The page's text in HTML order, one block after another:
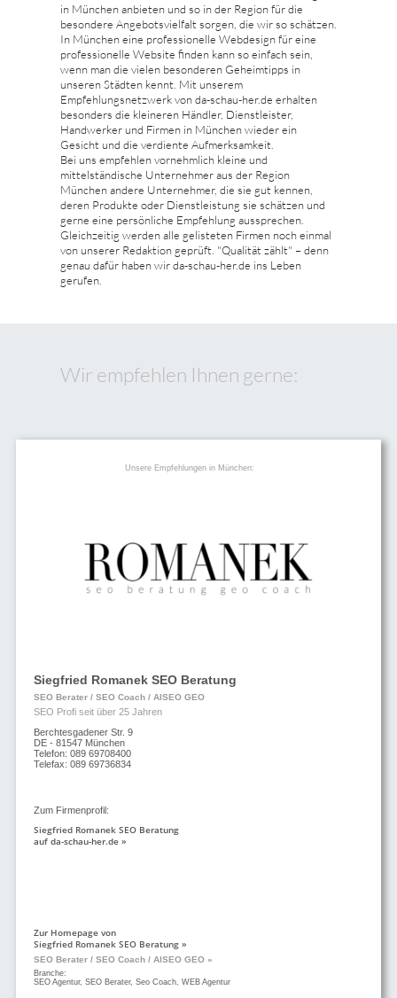
in München anbieten und so in der Region für die
besondere Angebotsvielfalt sorgen, die wir so schätzen.
In München eine professionelle Webdesign für eine
professionelle Website finden kann so einfach sein,
wenn man die vielen besonderen Geheimtipps in
unseren Städten kennt. Mit unserem
Empfehlungsnetzwerk von da-schau-her.de erhalten
besonders die kleineren Händler, Dienstleister,
Handwerker und Firmen in München wieder ein
Gesicht und die verdiente Aufmerksamkeit.
Bei uns empfehlen vornehmlich kleine und
mittelständische Unternehmer aus der Region
München andere Unternehmer, die sie gut kennen,
deren Produkte oder Dienstleistung sie schätzen und
gerne eine persönliche Empfehlung aussprechen.
Gleichzeitig werden alle gelisteten Firmen noch einmal
von unserer Redaktion geprüft. "Qualität zählt" – denn
genau dafür haben wir da-schau-her.de ins Leben
gerufen.
Wir empfehlen Ihnen gerne:
Unsere Empfehlungen in München:
Siegfried Romanek SEO Beratung
SEO Berater / SEO Coach / AISEO GEO
SEO Profi seit über 25 Jahren
Berchtesgadener Str. 9
DE - 81547 München
Telefon: 089 69708400
Telefax: 089 69736834
Zum Firmenprofil:
Siegfried Romanek SEO Beratung
auf da-schau-her.de »
Zur Homepage von
Siegfried Romanek SEO Beratung »
SEO Berater / SEO Coach / AISEO GEO »
Branche:
SEO Agentur, SEO Berater, Seo Coach, WEB Agentur